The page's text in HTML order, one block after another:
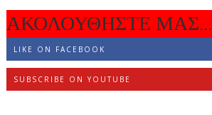
ΑΚΟΛΟΥΘΗΣΤΕ ΜΑΣ...
LIKE ON FACEBOOK
SUBSCRIBE ON YOUTUBE